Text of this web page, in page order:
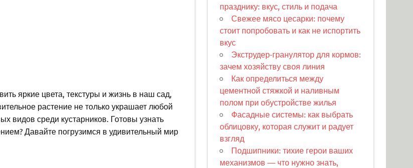
яркие цвета, текстуры и жизнь в наш сад,
растение не только украшает любой
видов среди кустарников. Готовы узнать
Давайте погрузимся в удивительный мир
празднику: вкус, стиль и подача
Свежее мясо цесарки: почему
стоит попробовать и как не испортить
вкус
Экструдер-гранулятор для кормов:
зачем хозяйству своя линия
Как определиться между
цементной стяжкой и наливным
полом при обустройстве жилья
Фасадные системы: как выбрать
облицовку, которая служит и радует
взгляд
Подшипники: тихие герои ваших
механизмов — что нужно знать,